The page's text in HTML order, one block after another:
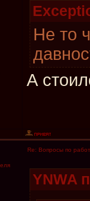
Не то
А
Re: Вопросы по
YNWA